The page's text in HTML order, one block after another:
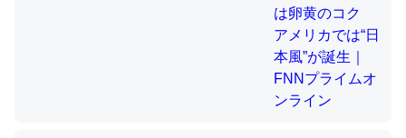
─ニュース :: 【研究発表】昆虫学の大問題＝「昆虫はなぜ海にいな